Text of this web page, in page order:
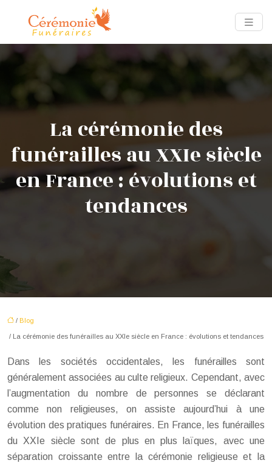
La cérémonie des
funérailles au XXIe siècle
en France : évolutions et
tendances
/ Blog
/ La cérémonie des funérailles au XXIe siècle en France : évolutions et tendances
Dans les sociétés occidentales, les funérailles sont
généralement associées au culte religieux. Cependant, avec
l’augmentation du nombre de personnes se déclarant
comme non religieuses, on assiste aujourd’hui à une
évolution des pratiques funéraires. En France, les funérailles
du XXIe siècle sont de plus en plus laïques, avec une
séparation croissante entre la cérémonie religieuse et la